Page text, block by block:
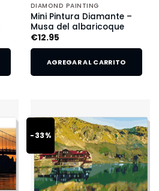
DIAMOND PAINTING
Mini Pintura Diamante –
Musa del albaricoque
€12.95
AGREGAR AL CARRITO
-33%